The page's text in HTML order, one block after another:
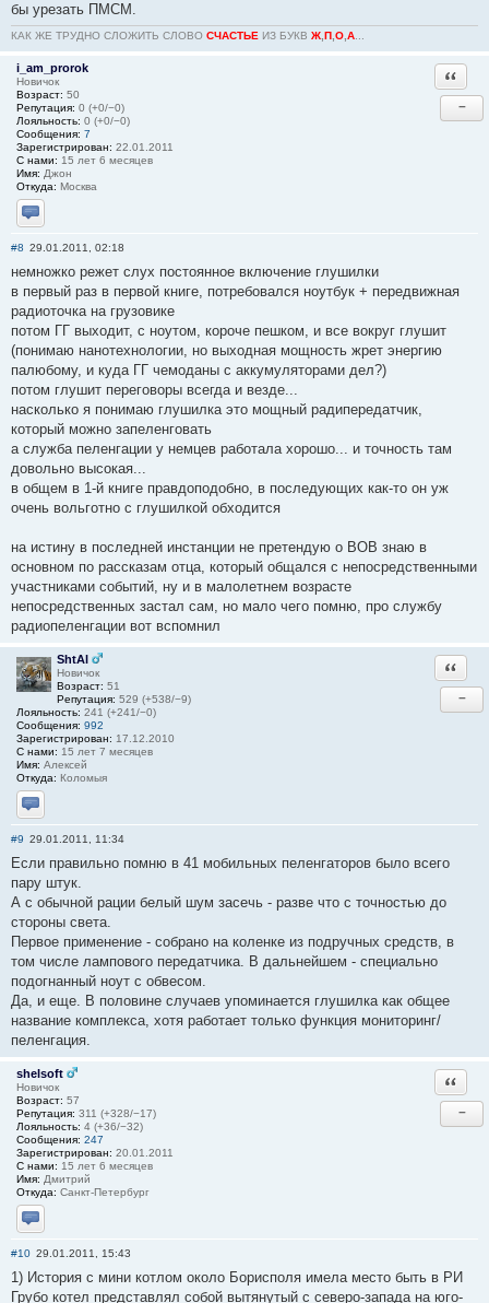
бы урезать ПМСМ.
КАК ЖЕ ТРУДНО СЛОЖИТЬ СЛОВО СЧАСТЬЕ ИЗ БУКВ Ж,П,О,А...
i_am_prorok
Новичок
Возраст: 50
Репутация: 0 (+0/−0)
Лояльность: 0 (+0/−0)
Сообщения: 7
Зарегистрирован: 22.01.2011
С нами: 15 лет 6 месяцев
Имя: Джон
Откуда: Москва
Отправить личное сообщение
−
#8 29.01.2011, 02:18
немножко режет слух постоянное включение глушилки
в первый раз в первой книге, потребовался ноутбук + передвижная
радиоточка на грузовике
потом ГГ выходит, с ноутом, короче пешком, и все вокруг глушит
(понимаю нанотехнологии, но выходная мощность жрет энергию
палюбому, и куда ГГ чемоданы с аккумуляторами дел?)
потом глушит переговоры всегда и везде...
насколько я понимаю глушилка это мощный радипередатчик,
который можно запеленговать
а служба пеленгации у немцев работала хорошо... и точность там
довольно высокая...
в общем в 1-й книге правдоподобно, в последующих как-то он уж
очень вольготно с глушилкой обходится
на истину в последней инстанции не претендую о ВОВ знаю в
основном по рассказам отца, который общался с непосредственными
участниками событий, ну и в малолетнем возрасте
непосредственных застал сам, но мало чего помню, про службу
радиопеленгации вот вспомнил
ShtAl
Новичок
Возраст: 51
Репутация: 529 (+538/−9)
Лояльность: 241 (+241/−0)
Сообщения: 992
Зарегистрирован: 17.12.2010
С нами: 15 лет 7 месяцев
Имя: Алексей
Откуда: Коломыя
Отправить личное сообщение
−
#9 29.01.2011, 11:34
Если правильно помню в 41 мобильных пеленгаторов было всего
пару штук.
А с обычной рации белый шум засечь - разве что с точностью до
стороны света.
Первое применение - собрано на коленке из подручных средств, в
том числе лампового передатчика. В дальнейшем - специально
подогнанный ноут с обвесом.
Да, и еще. В половине случаев упоминается глушилка как общее
название комплекса, хотя работает только функция мониторинг/
пеленгация.
shelsoft
Новичок
Возраст: 57
Репутация: 311 (+328/−17)
Лояльность: 4 (+36/−32)
Сообщения: 247
Зарегистрирован: 20.01.2011
С нами: 15 лет 6 месяцев
Имя: Дмитрий
Откуда: Санкт-Петербург
Отправить личное сообщение
−
#10 29.01.2011, 15:43
1) История с мини котлом около Борисполя имела место быть в РИ
Грубо котел представлял собой вытянутый с северо-запада на юго-